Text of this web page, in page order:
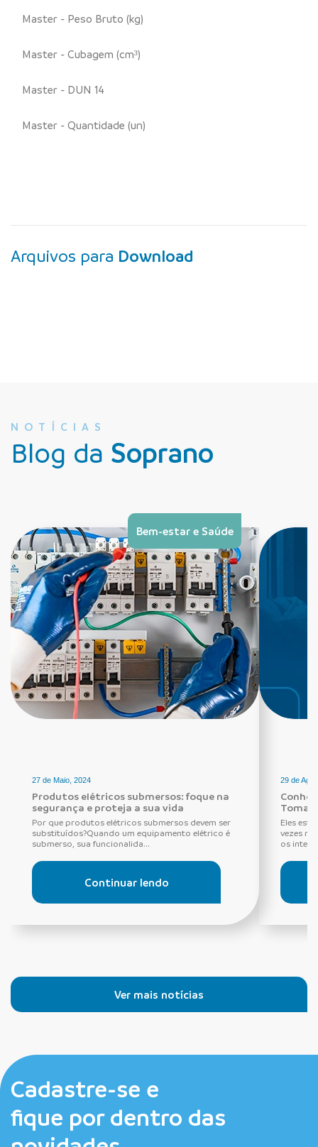
Master - Peso Bruto (kg)
Master - Cubagem (cm³)
Master - DUN 14
Master - Quantidade (un)
Arquivos para Download
NOTÍCIAS
Blog da Soprano
Bem-estar e Saúde
27 de Maio, 2024
Produtos elétricos submersos: foque na
segurança e proteja a sua vida
Por que produtos elétricos submersos devem ser
substituídos?Quando um equipamento elétrico é
submerso, sua funcionalida...
Continuar lendo
29 de
Eles
vezes
os
Ver mais notícias
Cadastre-se e
fique por dentro das